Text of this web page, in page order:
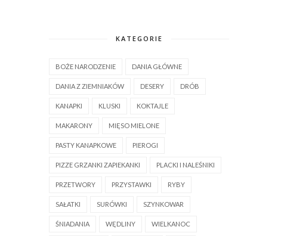
KATEGORIE
BOŻE NARODZENIE DANIA GŁÓWNE
DANIA Z ZIEMNIAKÓW DESERY DRÓB
KANAPKI KLUSKI KOKTAJLE
MAKARONY MIĘSO MIELONE
PASTY KANAPKOWE PIEROGI
PIZZE GRZANKI ZAPIEKANKI PLACKI I NALEŚNIKI
PRZETWORY PRZYSTAWKI RYBY
SAŁATKI SURÓWKI SZYNKOWAR
ŚNIADANIA WĘDLINY WIELKANOC